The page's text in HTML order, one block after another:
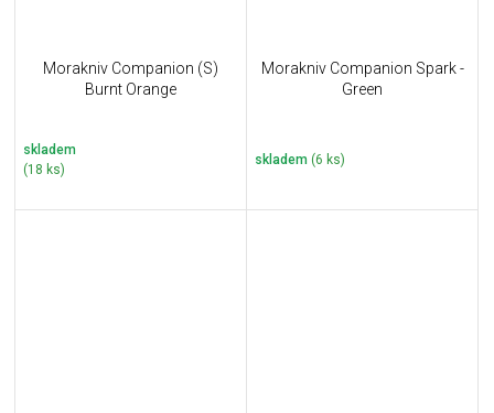
Morakniv Companion (S)
Burnt Orange
skladem
(18 ks)
Morakniv Companion Spark -
Green
skladem (6 ks)